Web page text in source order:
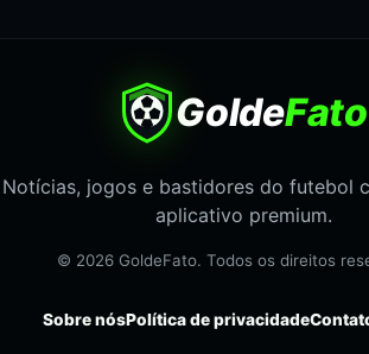
GoldeFato
Notícias, jogos e bastidores do futebol
aplicativo premium.
© 2026 GoldeFato. Todos os direitos
Sobre nósPolítica de privacidade